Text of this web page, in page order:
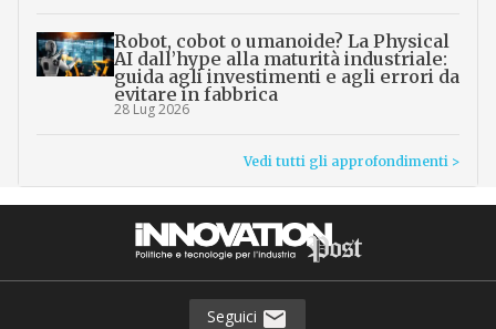
Robot, cobot o umanoide? La Physical
AI dall’hype alla maturità industriale:
guida agli investimenti e agli errori da
evitare in fabbrica
28 Lug 2026
Vedi tutti gli approfondimenti >
Seguici